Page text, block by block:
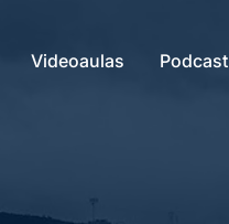
Videoaulas Podcast